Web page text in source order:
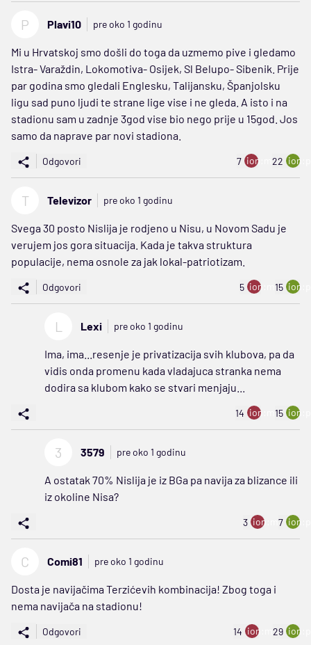
P Plavi10 pre oko 1 godinu
Mi u Hrvatskoj smo došli do toga da uzmemo pive i gledamo
Istra- Varaždin, Lokomotiva- Osijek, Sl Belupo- Sibenik. Prije
par godina smo gledali Englesku, Talijansku, Španjolsku
ligu sad puno ljudi te strane lige vise i ne gleda. A isto i na
stadionu sam u zadnje 3god vise bio nego prije u 15god. Jos
samo da naprave par novi stadiona.
Odgovori 7 ion:minus
22
T Televizor pre oko 1 godinu
Svega 30 posto Nislija je rodjeno u Nisu, u Novom Sadu je
verujem jos gora situacija. Kada je takva struktura
populacije, nema osnole za jak lokal-patriotizam.
Odgovori 5 ion:minus
15
L Lexi pre oko 1 godinu
Ima, ima...resenje je privatizacija svih klubova, pa da
vidis onda promenu kada vladajuca stranka nema
dodira sa klubom kako se stvari menjaju...
14 ion:minus
15
3 3579 pre oko 1 godinu
A ostatak 70% Nislija je iz BGa pa navija za blizance ili
iz okoline Nisa?
3 ion:minus
7
C Comi81 pre oko 1 godinu
Dosta je navijačima Terzićevih kombinacija! Zbog toga i
nema navijača na stadionu!
Odgovori 14 ion:minus
29